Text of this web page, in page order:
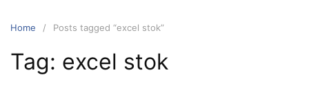
Home Posts tagged “excel stok”
Tag: excel stok